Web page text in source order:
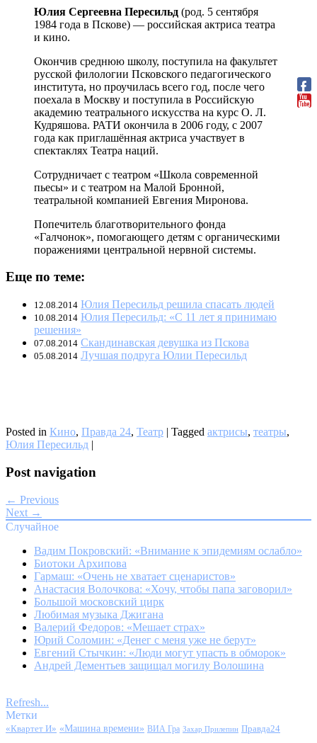
Юлия Сергеевна Пересильд (род. 5 сентября
1984 года в Пскове) — российская актриса театра
и кино.
Окончив среднюю школу, поступила на факультет
русской филологии Псковского педагогического
института, но проучилась всего год, после чего
поехала в Москву и поступила в Российскую
академию театрального искусства на курс О. Л.
Кудряшова. РАТИ окончила в 2006 году, с 2007
года как приглашённая актриса участвует в
спектаклях Театра наций.
Сотрудничает с театром «Школа современной
пьесы» и с театром на Малой Бронной,
театральной компанией Евгения Миронова.
Попечитель благотворительного фонда
«Галчонок», помогающего детям с органическими
поражениями центральной нервной системы.
Еще по теме:
12.08.2014 Юлия Пересильд решила спасать людей
10.08.2014 Юлия Пересильд: «С 11 лет я принимаю
решения»
07.08.2014 Скандинавская девушка из Пскова
05.08.2014 Лучшая подруга Юлии Пересильд
Posted in Кино, Правда 24, Театр | Tagged актрисы, театры,
Юлия Пересильд |
Post navigation
← Previous
Next →
Случайное
Вадим Покровский: «Внимание к эпидемиям ослабло»
Биотоки Архипова
Гармаш: «Очень не хватает сценаристов»
Анастасия Волочкова: «Хочу, чтобы папа заговорил»
Большой московский цирк
Любимая музыка Джигана
Валерий Федоров: «Мешает страх»
Юрий Соломин: «Денег с меня уже не берут»
Евгений Стычкин: «Люди могут упасть в обморок»
Андрей Дементьев защищал могилу Волошина
Refresh...
Метки
«Квартет И» «Машина времени» ВИА Гра Захар Прилепин Правда24